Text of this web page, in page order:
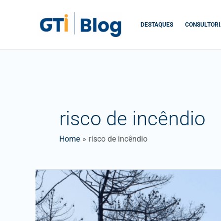
DESTAQUES
risco de incêndio
Home risco de incêndio
Fogo
como
ferramenta
de